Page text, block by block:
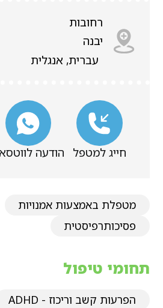
רחובות
יבנה
עברית, אנגלית
חייג למטפל הודעה
מטפלת באמצעות אמנויות
פסיכותרפיסטית
תחומי טיפול
הפרעות קשב וריכוז - ADHD